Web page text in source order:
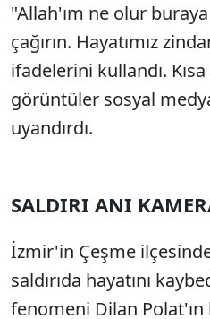
"Allah'ım ne olur
çağırın. Hayatımız
ifadelerini kullandı.
görüntüler sosyal
uyandırdı.
SALDIRI ANI
İzmir'in Çeşme ilçesinde
saldırıda hayatını
fenomeni Dilan Polat'ın